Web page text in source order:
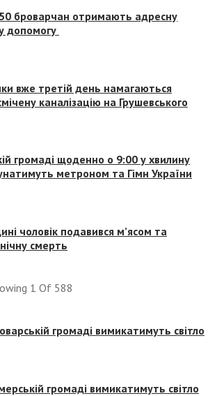
броварчан отримають адресну
допомогу
вже третій день намагаються
каналізацію на Грушевського
громаді щоденно о 9:00 у хвилину
метроном та Гімн України
чоловік подавився м’ясом та
смерть
1 Of 588
громаді вимикатимуть світло
громаді вимикатимуть світло